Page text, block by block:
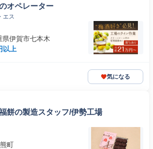
オペレーター
エス
伊賀市七本木
以上
気になる
餅の製造スタッフ/伊勢工場
町